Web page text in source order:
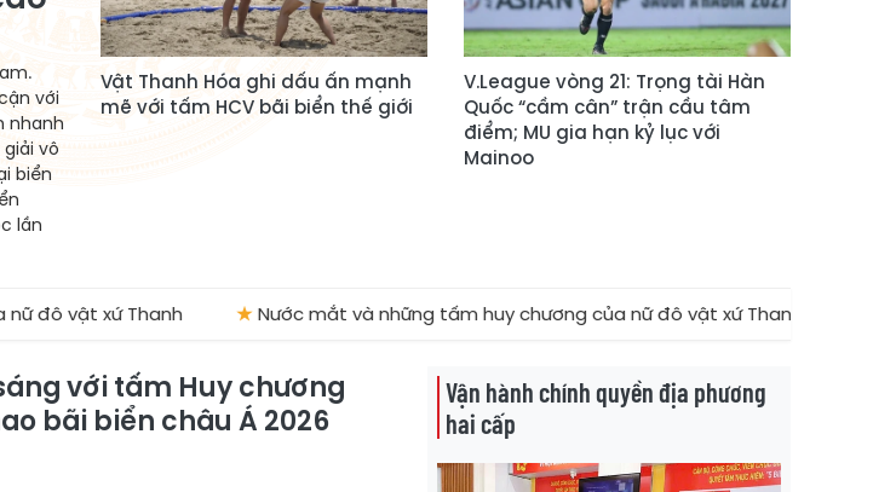
với
nhanh
vô
biển
lần
Vật Thanh Hóa ghi dấu ấn mạnh
mẽ với tấm HCV bãi biển thế giới
V.League vòng 21: Trọng tài Hàn
Quốc “cầm cân” trận cầu tâm
điểm; MU gia hạn kỷ lục với
Mainoo
vật xứ Thanh Nước mắt và những tấm huy chương của nữ đô vật xứ Thanh
với tấm Huy chương
bãi biển châu Á 2026
Vận hành chính quyền địa phương
hai cấp